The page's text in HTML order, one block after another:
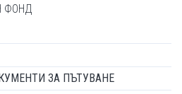
ФОНД
ЗА ПЪТУВАНЕ